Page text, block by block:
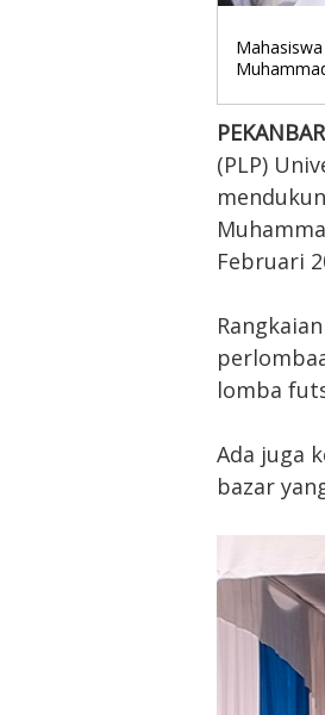
(PLP)
Februari
lomba
Ada juga
bazar